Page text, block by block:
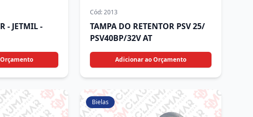
- JETMIL -
Cód:2013
TAMPA DO RETENTOR PSV 25/
PSV40BP/32V AT
Adicionar ao Orçamento
Bielas